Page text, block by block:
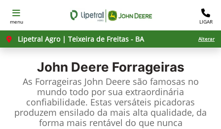
menu LIGAR
Lipetral Agro | Teixeira de Freitas - BA Alterar
John Deere Forrageiras
As Forrageiras John Deere são famosas no
mundo todo por sua extraordinária
confiabilidade. Estas versáteis picadoras
produzem ensilado da mais alta qualidade, da
forma mais rentável do que nunca